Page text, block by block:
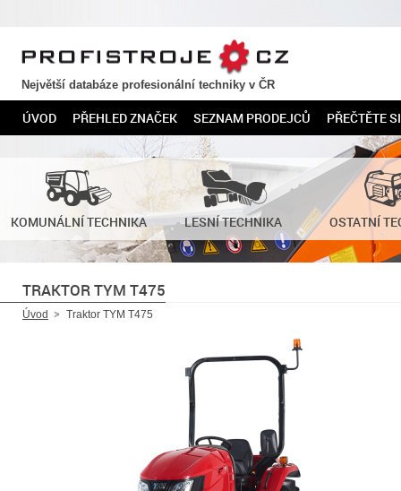
PROFISTROJE.CZ
Největší databáze profesionální techniky v ČR
ÚVOD PŘEHLED ZNAČEK SEZNAM PRODEJCŮ PŘEČTĚTE SI
KOMUNÁLNÍ TECHNIKA LESNÍ TECHNIKA OSTATNÍ
TRAKTOR TYM T475
Úvod Traktor TYM T475